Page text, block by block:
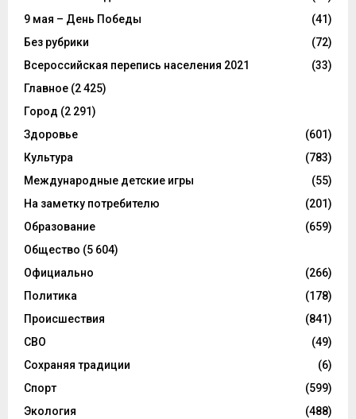
9 мая – День Победы
(41)
Без рубрики
(72)
Всероссийская перепись населения 2021
(33)
Главное (2 425)
Город (2 291)
Здоровье
(601)
Культура
(783)
Международные детские игры
(55)
На заметку потребителю
(201)
Образование
(659)
Общество (5 604)
Официально
(266)
Политика
(178)
Происшествия
(841)
СВО
(49)
Сохраняя традиции
(6)
Спорт
(599)
Экология
(488)